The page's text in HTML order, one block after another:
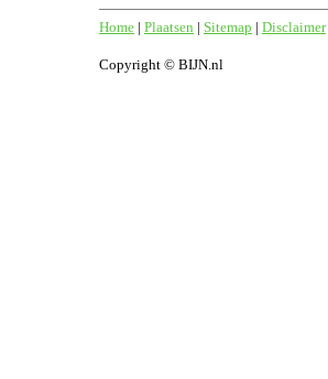
Home | Plaatsen | Sitemap | Disclaimer
Copyright © BIJN.nl